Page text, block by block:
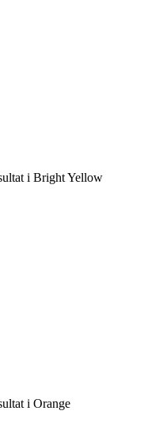
i Bright Yellow
i Orange